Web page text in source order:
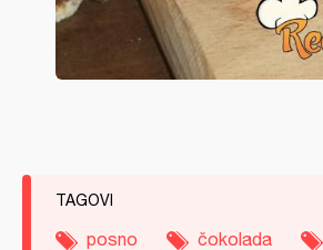
TAGOVI
posno čokolada